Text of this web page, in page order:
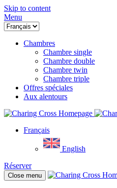
Skip to content
Menu
Chambres
Chambre single
Chambre double
Chambre twin
Chambre triple
Offres spéciales
Aux alentours
Français
English
Réserver
Close menu